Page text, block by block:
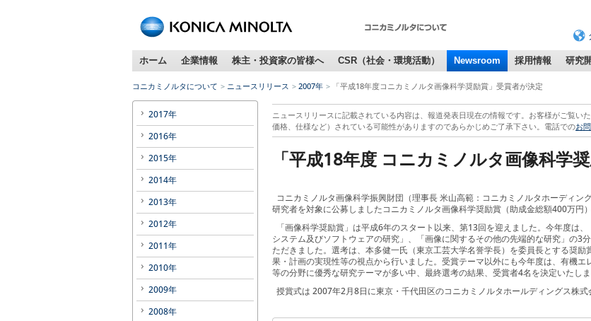
ホーム 企業情報 株主・投資家の皆様へ CSR（社会・環境活動） Newsroom 採用情報 研究
コニカミノルタについて ニュースリリース 2007年 「平成18年度コニカミノルタ画像科学奨励賞」受賞者が決定
ニュースリリースに記載されている内容は、報道発表日現在の情報です。お客様がご覧い
価格、仕様など）されている可能性がありますのであらかじめご了承下さい。電話でのお
「平成18年度 コニカミノルタ画像科学
コニカミノルタ画像科学振興財団（理事長 米山高範：コニカミノルタホーディ
研究者を対象に公募しましたコニカミノルタ画像科学奨励賞（助成金総額400万円
「画像科学奨励賞」は平成6年のスタート以来、第13回を迎えました。今年度は
システム及びソフトウェアの研究」、「画像に関するその他の先端的な研究」の3
ただきました。選考は、本多健一氏（東京工芸大学名誉学長）を委員長とする奨
果・計画の実現性等の視点から行いました。受賞テーマ以外にも今年度は、有機
等の分野に優秀な研究テーマが多い中、最終選考の結果、受賞者4名を決定いたしま
授賞式は 2007年2月8日に東京・千代田区のコニカミノルタホールディングス株式
2017年
2016年
2015年
2014年
2013年
2012年
2011年
2010年
2009年
2008年